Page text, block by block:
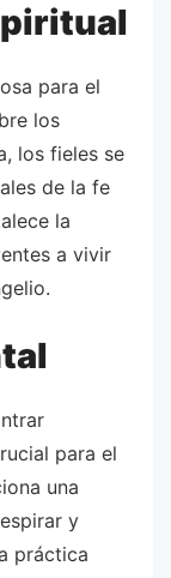
para el
los
los fieles se
de la fe
la
a vivir
para el
una
y
práctica